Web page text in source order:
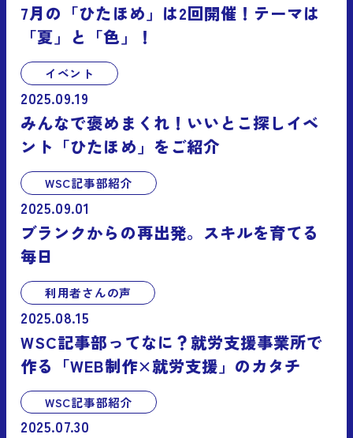
7月の「ひたほめ」は2回開催！テーマは
「夏」と「色」！
イベント
2025.09.19
みんなで褒めまくれ！いいとこ探しイベ
ント「ひたほめ」をご紹介
WSC記事部紹介
2025.09.01
ブランクからの再出発。スキルを育てる
毎日
利用者さんの声
2025.08.15
WSC記事部ってなに？就労支援事業所で
作る「WEB制作×就労支援」のカタチ
WSC記事部紹介
2025.07.30